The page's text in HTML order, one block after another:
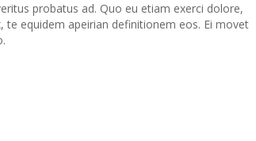
probatus ad. Quo eu etiam exerci dolore,
te equidem apeirian definitionem eos. Ei movet